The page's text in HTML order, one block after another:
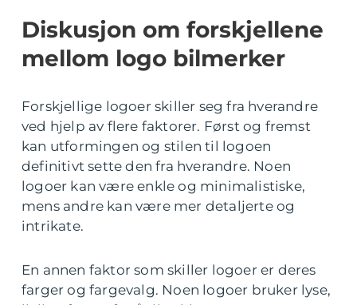
Diskusjon om forskjellene
mellom logo bilmerker
Forskjellige logoer skiller seg fra hverandre
ved hjelp av flere faktorer. Først og fremst
kan utformingen og stilen til logoen
definitivt sette den fra hverandre. Noen
logoer kan være enkle og minimalistiske,
mens andre kan være mer detaljerte og
intrikate.
En annen faktor som skiller logoer er deres
farger og fargevalg. Noen logoer bruker lyse,